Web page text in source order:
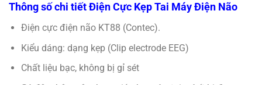
Thông số chi tiết Điện Cực Kẹp Tai Máy Điện Não
Điện cực điện não KT88 (Contec).
Kiểu dáng: dạng kẹp (Clip electrode EEG)
Chất liệu bạc, không bị gỉ sét